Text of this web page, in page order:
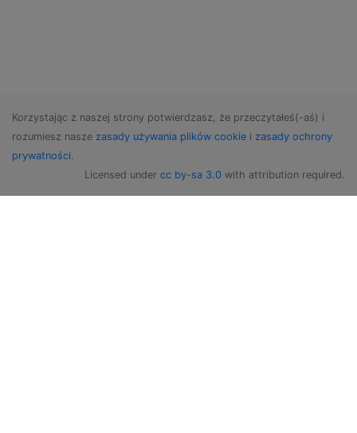
Korzystając z naszej strony potwierdzasz, że przeczytałeś(-aś) i
rozumiesz nasze zasady używania plików cookie i zasady ochrony
prywatności.
Licensed under cc by-sa 3.0 with attribution required.